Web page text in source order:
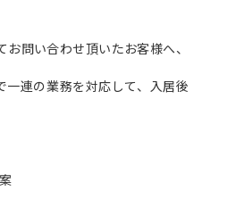
問い合わせ頂いたお客様へ、
連の業務を対応して、入居後